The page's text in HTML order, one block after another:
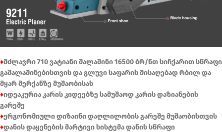
♦მძლავრი 710 ვატიანი შალაშინი 16500 ბრ/წთ სიჩქარით სწრაფი
გაშალაშინებისთვის და გლუვი საფარის მისაღებად რბილ და
მყარ მერქანზე მუშაობისას
♦იდეაკურია კარის კიდეებზე სამუშაოდ კარის დაზიანების
გარეშე
♦ერგონომიული დიზაინი დაღლილობის გარეშე მუშაობისთვის
♦დანის დაყენების მარტივი სისტემა დანის სწრაფი